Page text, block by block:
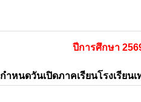
ปีการศึกษา
กำหนดวันเปิดภาคเรียนโรงเรียน